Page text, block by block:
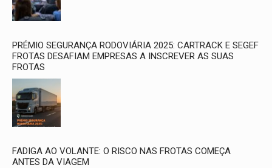
PRÉMIO SEGURANÇA RODOVIÁRIA 2025: CARTRACK E SEGEF
FROTAS DESAFIAM EMPRESAS A INSCREVER AS SUAS
FROTAS
FADIGA AO VOLANTE: O RISCO NAS FROTAS COMEÇA
ANTES DA VIAGEM